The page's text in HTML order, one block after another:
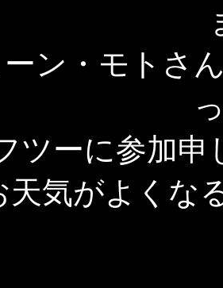
ン・モトさ
ツーに参加申
天気がよくな